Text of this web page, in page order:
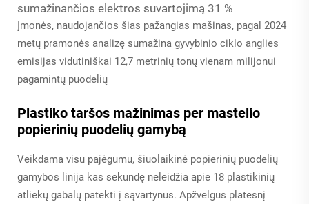
sumažinančios elektros suvartojimą 31 %
Įmonės, naudojančios šias pažangias mašinas, pagal 2024
metų pramonės analizę sumažina gyvybinio ciklo anglies
emisijas vidutiniškai 12,7 metrinių tonų vienam milijonui
pagamintų puodelių
Plastiko taršos mažinimas per mastelio
popierinių puodelių gamybą
Veikdama visu pajėgumu, šiuolaikinė popierinių puodelių
gamybos linija kas sekundę neleidžia apie 18 plastikinių
atliekų gabalų patekti į sąvartynus. Apžvelgus platesnį